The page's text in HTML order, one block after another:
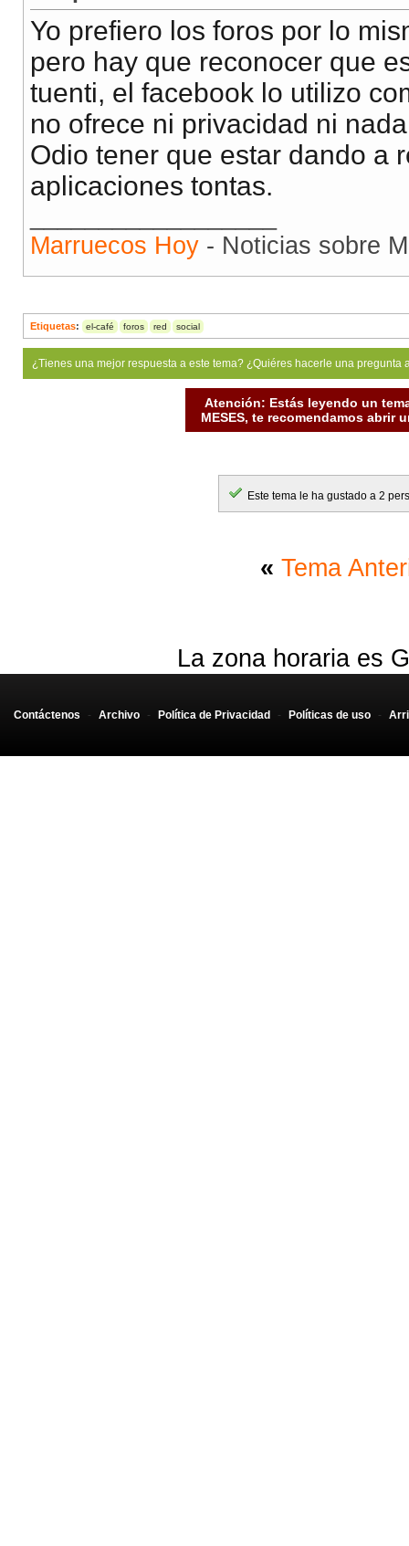
Yo prefiero los foros por lo
pero hay que reconocer que
tuenti, el facebook lo utilizo
no ofrece ni privacidad ni
Odio tener que estar dando a
aplicaciones tontas.
Marruecos Hoy - Noticias sobre
Etiquetas: el-café foros red social
¿Tienes una mejor respuesta a este tema? ¿Quiéres hacerle una
Atención: Estás leyendo un
MESES, te recomendamos abrir
Este tema le ha gustado a 2
« Tema
La zona horaria es
Contáctenos - Archivo - Política de Privacidad - Políticas de uso -